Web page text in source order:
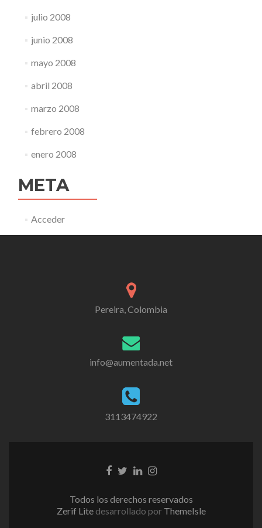
julio 2008
junio 2008
mayo 2008
abril 2008
marzo 2008
febrero 2008
enero 2008
META
Acceder
Pereira, Colombia
info@aumentada.net
3113474922
Enlace
EnlaceEnlaceEnlace
Todos los derechos reservados
Zerif Lite desarrollado por ThemeIsle